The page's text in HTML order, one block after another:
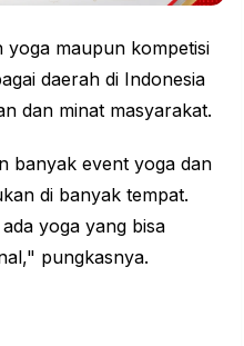
yoga maupun kompetisi
daerah di Indonesia
dan minat masyarakat.
banyak event yoga dan
di banyak tempat.
yoga yang bisa
pungkasnya.